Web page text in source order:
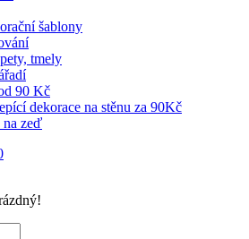
šablony
tmely
90 Kč
dekorace na stěnu za 90Kč
na zeď